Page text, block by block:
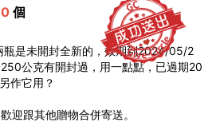
0 個
是未開封全新的，效期到2024/05/2
公克有開封過，用一點點，已過期20
作它用？
迎跟其他贈物合併寄送。